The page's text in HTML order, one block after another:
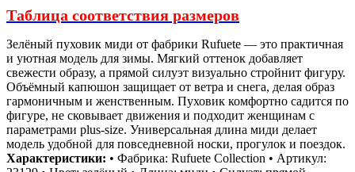
Таблица соответствия размеров
Зелёный пуховик миди от фабрики Rufuete — это практичная
и уютная модель для зимы. Мягкий оттенок добавляет
свежести образу, а прямой силуэт визуально стройнит фигуру.
Объёмный капюшон защищает от ветра и снега, делая образ
гармоничным и женственным. Пуховик комфортно садится по
фигуре, не сковывает движения и подходит женщинам с
параметрами plus-size. Универсальная длина миди делает
модель удобной для повседневной носки, прогулок и поездок.
Характеристики: • Фабрика: Rufuete Collection • Артикул: